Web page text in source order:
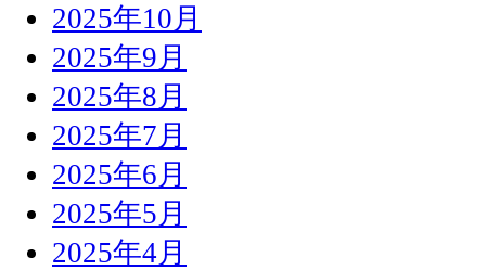
2025年10月
2025年9月
2025年8月
2025年7月
2025年6月
2025年5月
2025年4月